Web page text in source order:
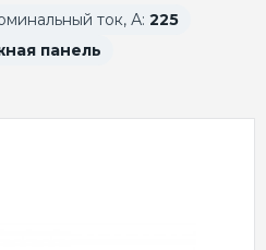
ток, А: 225
панель